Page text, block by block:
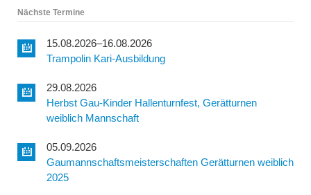
Nächste Termine
15.08.2026–16.08.2026
Trampolin Kari-Ausbildung
29.08.2026
Herbst Gau-Kinder Hallenturnfest, Gerätturnen
weiblich Mannschaft
05.09.2026
Gaumannschaftsmeisterschaften Gerätturnen weiblich
2025